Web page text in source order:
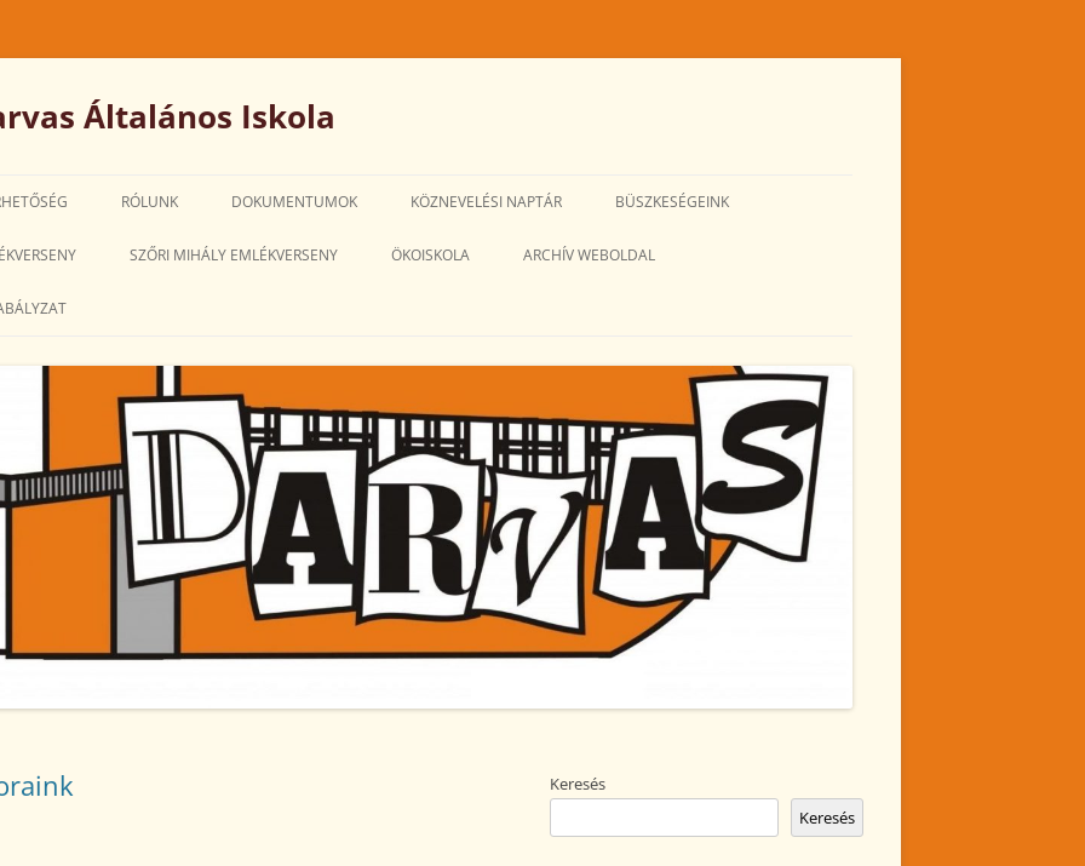
Általános Iskola
RÓLUNK DOKUMENTUMOK
IGAZGATÓ-
PEDAGÓGIAI PROGRAM
HÁZIREND
ALKALMAZOTTI NÉVSOR
AKADÁLYMENTESÍTÉSI
NYILATKOZAT
KÖZNEVELÉSI NAPTÁR BÜSZKESÉGEINK
SZŐRI MIHÁLY EMLÉKVERSENY ÖKOISKOLA ARCHÍV WEBOLDAL
Keresés
Keresés